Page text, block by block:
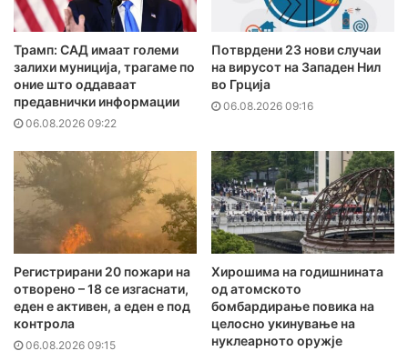
Трамп: САД имаат големи
залихи муниција, трагаме по
оние што оддаваат
предавнички информации
06.08.2026 09:22
Потврдени 23 нови случаи
на вирусот на Западен Нил
во Грција
06.08.2026 09:16
Регистрирани 20 пожари на
отворено – 18 се изгаснати,
еден е активен, а еден е под
контрола
06.08.2026 09:15
Хирошима на годишнината
од атомското
бомбардирање повика на
целосно укинување на
нуклеарното оружје